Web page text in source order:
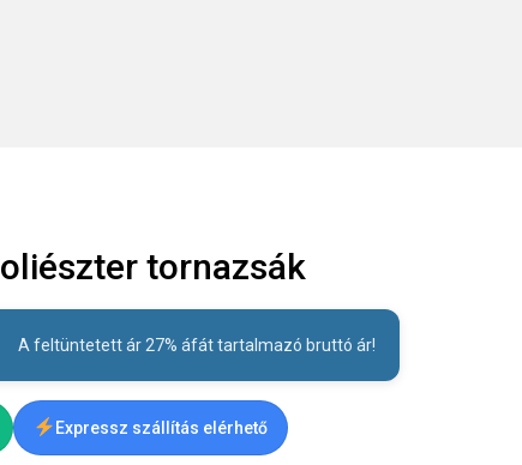
tornazsák
A feltüntetett ár 27% áfát tartalmazó bruttó ár!
Expressz szállítás elérhető